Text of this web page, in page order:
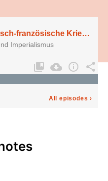
P-003: Der deutsch-französische Krieg (1870/71), mit Prof. Dr. Tobias Arand
Imperialismus
All episodes ›